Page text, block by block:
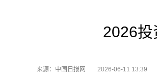
2026投
来源：中国日报网 2026-06-11 13:39